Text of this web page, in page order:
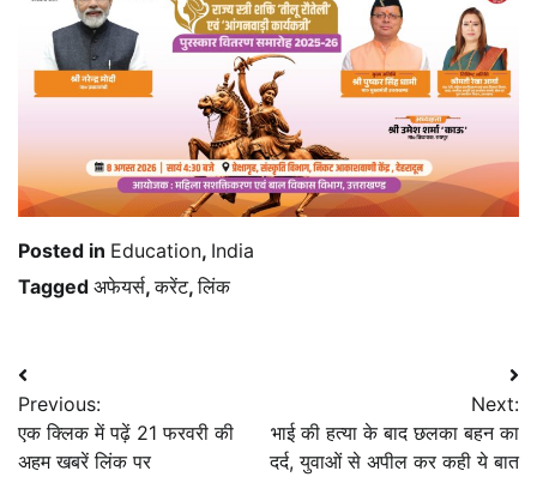
Posted in Education, India
Tagged अफेयर्स,करेंट,लिंक
Post
navigation
Previous:
एक क्लिक में पढ़ें 21 फरवरी की
अहम खबरें लिंक पर
Next:
भाई की हत्या के बाद छलका बहन का
दर्द, युवाओं से अपील कर कही ये बात